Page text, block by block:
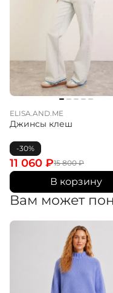
ELISA.AND.ME
Джинсы клеш
-30%
15 800₽
11 060 ₽
В корзину
Вам может